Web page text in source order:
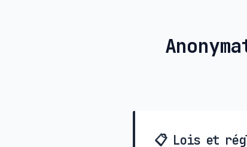
📋 Lois et